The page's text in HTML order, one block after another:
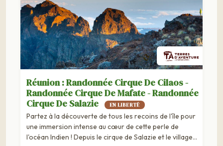
Réunion : Randonnée Cirque De Cilaos -
Randonnée Cirque De Mafate - Randonnée
Cirque De Salazie
EN LIBERTÉ
Partez à la découverte de tous les recoins de l'île pour
une immersion intense au cœur de cette perle de
l'océan Indien ! Depuis le cirque de Salazie et le village